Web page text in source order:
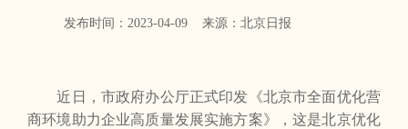
发布时间：2023-04-09 来源：北京日报
近日，市政府办公厅正式印发《北京市全面优化营
商环境助力企业高质量发展实施方案》，这是北京优化